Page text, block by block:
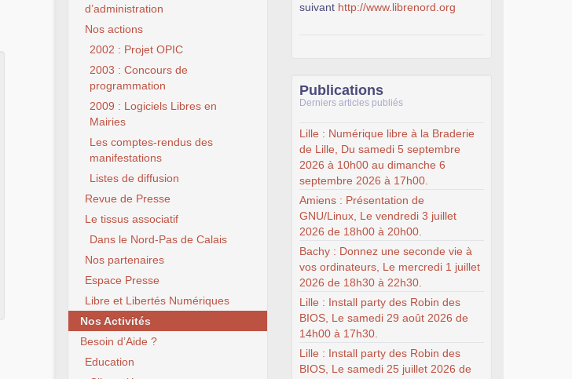
d’administration
Nos actions
2002 : Projet OPIC
2003 : Concours de
programmation
2009 : Logiciels Libres en
Mairies
Les comptes-rendus des
manifestations
Listes de diffusion
Revue de Presse
Le tissus associatif
Dans le Nord-Pas de Calais
Nos partenaires
Espace Presse
Libre et Libertés Numériques
Nos Activités
Besoin d’Aide ?
Education
suivant http://www.librenord.org
Publications
Derniers articles publiés
Lille : Numérique libre à la Braderie
de Lille, Du samedi 5 septembre
2026 à 10h00 au dimanche 6
septembre 2026 à 17h00.
Amiens : Présentation de
GNU/Linux, Le vendredi 3 juillet
2026 de 18h00 à 20h00.
Bachy : Donnez une seconde vie à
vos ordinateurs, Le mercredi 1 juillet
2026 de 18h30 à 22h30.
Lille : Install party des Robin des
BIOS, Le samedi 29 août 2026 de
14h00 à 17h30.
Lille : Install party des Robin des
BIOS, Le samedi 25 juillet 2026 de